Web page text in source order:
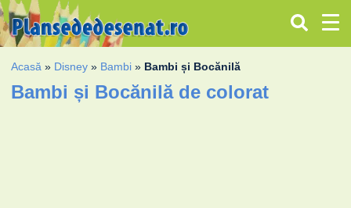
Acasă » Disney » Bambi » Bambi și Bocănilă
Bambi și Bocănilă de colorat